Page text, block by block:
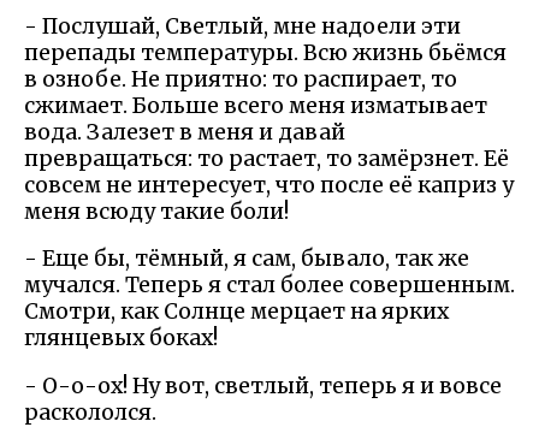
- Послушай, Светлый, мне надоели эти
перепады температуры. Всю жизнь бьёмся
в ознобе. Не приятно: то распирает, то
сжимает. Больше всего меня изматывает
вода. Залезет в меня и давай
превращаться: то растает, то замёрзнет. Её
совсем не интересует, что после её каприз у
меня всюду такие боли!
- Еще бы, тёмный, я сам, бывало, так же
мучался. Теперь я стал более совершенным.
Смотри, как Солнце мерцает на ярких
глянцевых боках!
- О-о-ох! Ну вот, светлый, теперь я и вовсе
раскололся.